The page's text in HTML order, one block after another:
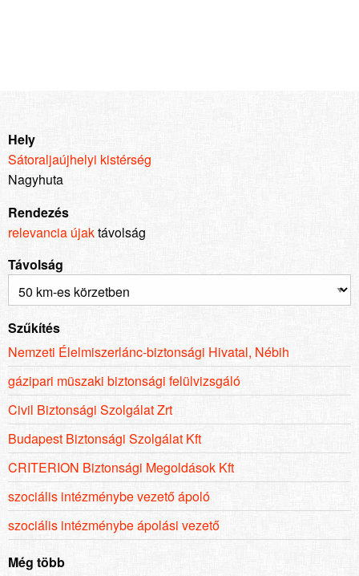
Hely
Sátoraljaújhelyi kistérség
Nagyhuta
Rendezés
relevancia újaktávolság
Távolság
Szűkítés
Nemzeti Élelmiszerlánc-biztonsági Hivatal, Nébih
gázipari müszaki biztonsági felülvizsgáló
Civil Biztonsági Szolgálat Zrt
Budapest Biztonsági Szolgálat Kft
CRITERION Biztonsági Megoldások Kft
szociális intézménybe vezető ápoló
szociális intézménybe ápolási vezető
Még több